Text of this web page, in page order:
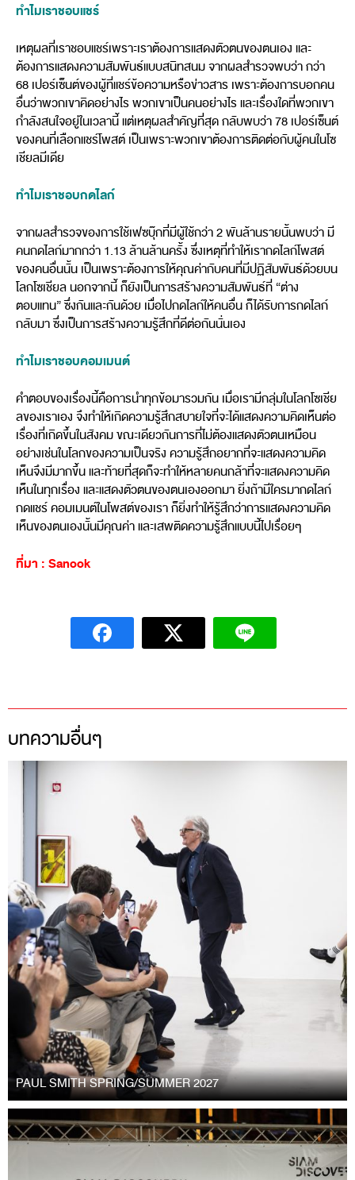
ทำไมเราชอบแชร์
เหตุผลที่เราชอบแชร์เพราะเราต้องการแสดงตัวตนของตนเอง และ
ต้องการแสดงความสัมพันธ์แบบสนิทสนม จากผลสำรวจพบว่า กว่า
68 เปอร์เซ็นต์ของผู้ที่แชร์ข้อความหรือข่าวสาร เพราะต้องการบอกคน
อื่นว่าพวกเขาคิดอย่างไร พวกเขาเป็นคนอย่างไร และเรื่องใดที่พวกเขา
กำลังสนใจอยู่ในเวลานี้ แต่เหตุผลสำคัญที่สุด กลับพบว่า 78 เปอร์เซ็นต์
ของคนที่เลือกแชร์โพสต์ เป็นเพราะพวกเขาต้องการติดต่อกับผู้คนในโซ
เชียลมีเดีย
ทำไมเราชอบกดไลก์
จากผลสำรวจของการใช้เฟซบุ๊กที่มีผู้ใช้กว่า 2 พันล้านรายนั้นพบว่า มี
คนกดไลก์มากกว่า 1.13 ล้านล้านครั้ง ซึ่งเหตุที่ทำให้เรากดไลก์โพสต์
ของคนอื่นนั้น เป็นเพราะต้องการให้คุณค่ากับคนที่มีปฏิสัมพันธ์ด้วยบน
โลกโซเชียล นอกจากนี้ ก็ยังเป็นการสร้างความสัมพันธ์ที่ “ต่าง
ตอบแทน” ซึ่งกันและกันด้วย เมื่อไปกดไลก์ให้คนอื่น ก็ได้รับการกดไลก์
กลับมา ซึ่งเป็นการสร้างความรู้สึกที่ดีต่อกันนั่นเอง
ทำไมเราชอบคอมเมนต์
คำตอบของเรื่องนี้คือการนำทุกข้อมารวมกัน เมื่อเรามีกลุ่มในโลกโซเชีย
ลของเราเอง จึงทำให้เกิดความรู้สึกสบายใจที่จะได้แสดงความคิดเห็นต่อ
เรื่องที่เกิดขึ้นในสังคม ขณะเดียวกันการที่ไม่ต้องแสดงตัวตนเหมือน
อย่างเช่นในโลกของความเป็นจริง ความรู้สึกอยากที่จะแสดงความคิด
เห็นจึงมีมากขึ้น และท้ายที่สุดก็จะทำให้หลายคนกล้าที่จะแสดงความคิด
เห็นในทุกเรื่อง และแสดงตัวตนของตนเองออกมา ยิ่งถ้ามีใครมากดไลก์
กดแชร์ คอมเมนต์ในโพสต์ของเรา ก็ยิ่งทำให้รู้สึกว่าการแสดงความคิด
เห็นของตนเองนั้นมีคุณค่า และเสพติดความรู้สึกแบบนี้ไปเรื่อยๆ
ที่มา : Sanook
บทความอื่นๆ
PAUL SMITH SPRING/SUMMER 2027